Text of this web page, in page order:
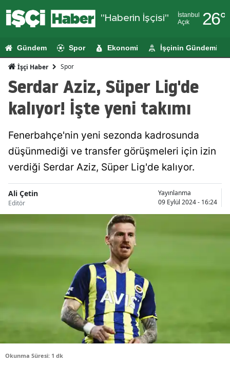
"Haberin İşçisi"
İstanbul
Açık
26°
Adıyaman
Ağrı
Amasya
Ankara
Antalya
Aydın
Bursa
Gündem Spor Ekonomi İşçinin Gündemi
İşçi Haber Spor
Serdar Aziz, Süper Lig'de
kalıyor! İşte yeni takımı
Fenerbahçe'nin yeni sezonda kadrosunda
düşünmediği ve transfer görüşmeleri için izin
verdiği Serdar Aziz, Süper Lig'de kalıyor.
Ali Çetin
Editör
Yayınlanma
09 Eylül 2024 - 16:24
Okunma Süresi: 1 dk